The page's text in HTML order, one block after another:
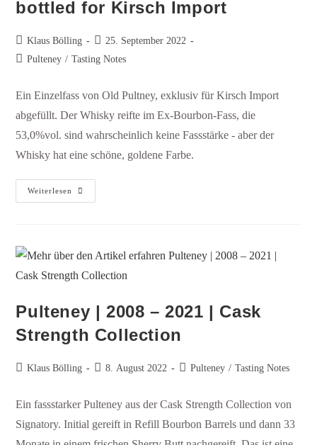
bottled for Kirsch Import
Klaus Bölling
25. September 2022
Pulteney / Tasting Notes
Ein Einzelfass von Old Pultney, exklusiv für Kirsch Import
abgefüllt. Der Whisky reifte im Ex-Bourbon-Fass, die
53,0%vol. sind wahrscheinlich keine Fassstärke - aber der
Whisky hat eine schöne, goldene Farbe.
Weiterlesen
Pulteney | 2008 – 2021 | Cask
Strength Collection
Klaus Bölling 8. August 2022 Pulteney / Tasting Notes
Ein fassstarker Pulteney aus der Cask Strength Collection von
Signatory. Initial gereift in Refill Bourbon Barrels und dann 33